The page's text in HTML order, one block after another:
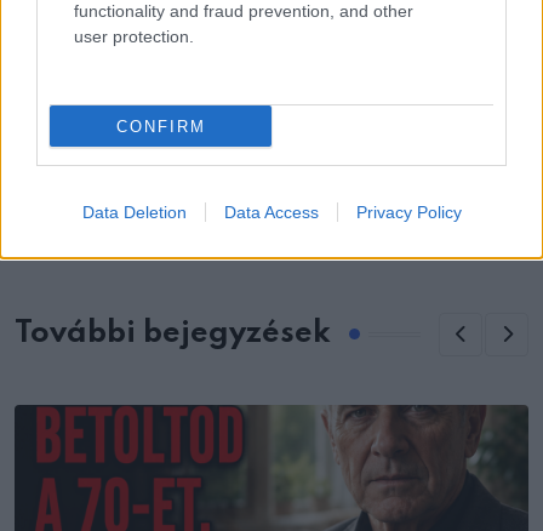
functionality and fraud prevention, and other
user protection.
CONFIRM
Data Deletion Data Access Privacy Policy
8 fürdőszobai szokás, amelyek rontják a
frissesség érzetét (és mit tehetsz ellenük)
További bejegyzések